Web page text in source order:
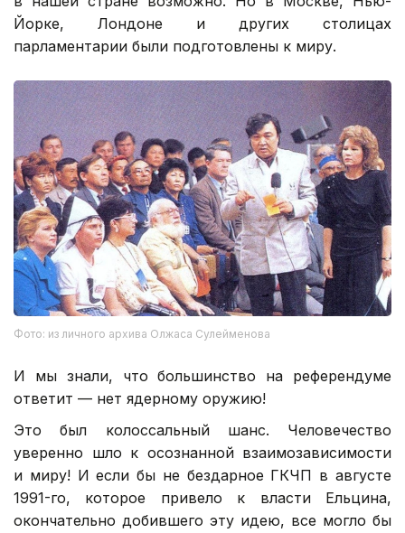
Йорке, Лондоне и других столицах
парламентарии были подготовлены к миру.
Фото: из личного архива Олжаса Сулейменова
И мы знали, что большинство на референдуме
ответит — нет ядерному оружию!
Это был колоссальный шанс. Человечество
уверенно шло к осознанной взаимозависимости
и миру! И если бы не бездарное ГКЧП в августе
1991-го, которое привело к власти Ельцина,
окончательно добившего эту идею, все могло бы